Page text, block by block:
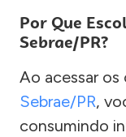
Por Que
Sebrae/PR?
Ao acessar
Sebrae/PR,
consumindo